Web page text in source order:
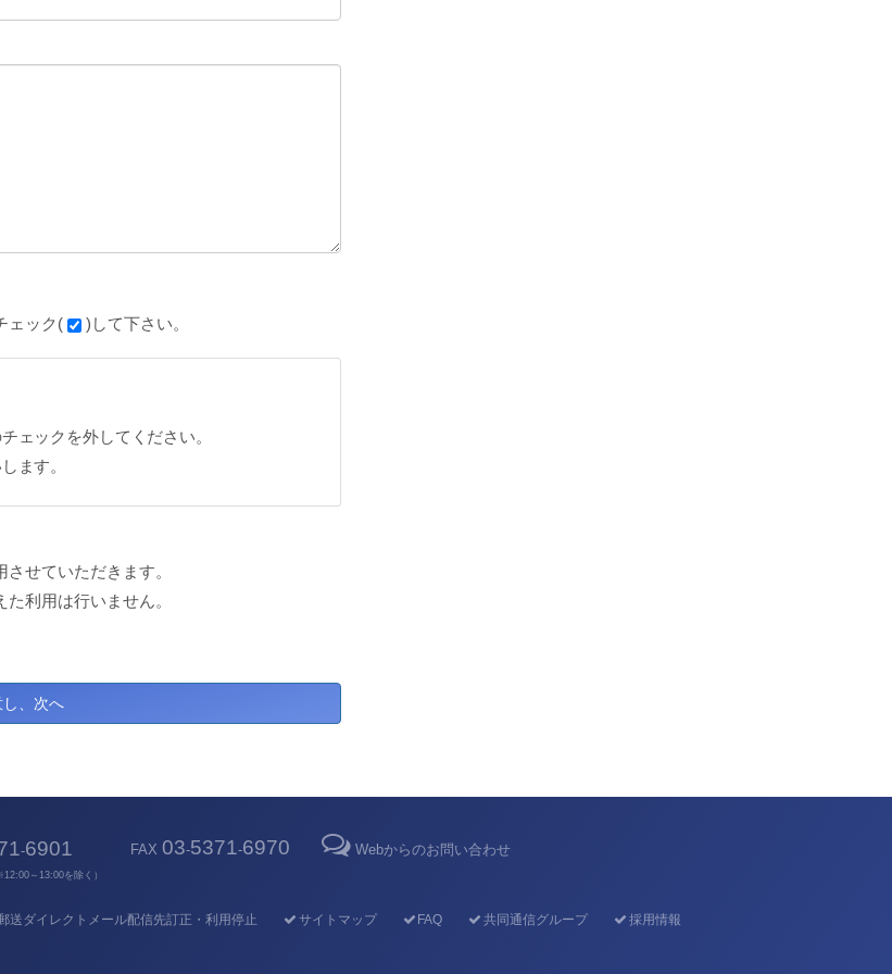
ェック( )して下さい。
ェックを外してください。
ます。
せていただきます。
利用は行いません。
-6901
～13:00を除く）
FAX 03-5371-6970 Webからのお問い合わせ
送ダイレクトメール配信先訂正・利用停止 サイトマップ FAQ 共同通信グループ 採用情報